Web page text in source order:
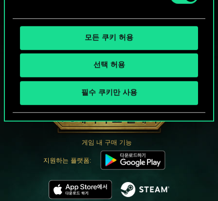
모든 쿠키 허용
선택 허용
필수 쿠키만 사용
궨트 한 판 어떠신가요?
PC에서 무료 플레이
게임 내 구매 기능
지원하는 플랫폼: